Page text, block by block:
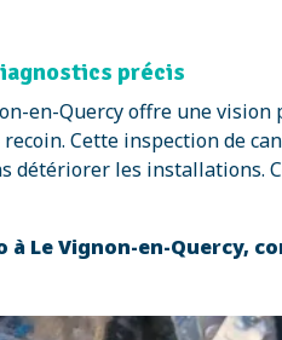
précis
en-Quercy offre une
Cette inspection de
les installations.
Le Vignon-en-Quercy,